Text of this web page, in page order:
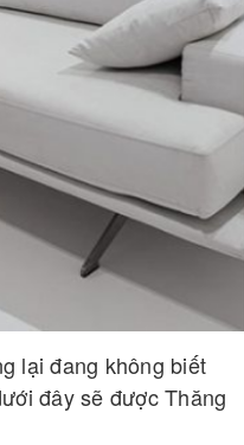
lại đang không biết
đây sẽ được Thăng